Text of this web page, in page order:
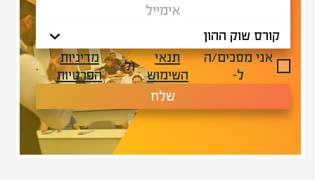
אני מסכים/ה
ל-
תנאי
השימוש
ול-
מדיניות
הפרטיות
.
שלח